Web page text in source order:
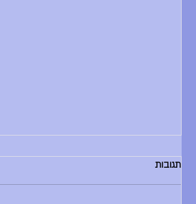
הודעות יום שלישי, 30.6.26
בוקר טוב, - החזרת ספרים לספריה היום
תגובות